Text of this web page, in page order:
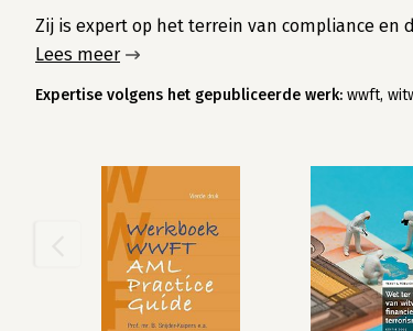
Zij is expert op het terrein van compliance en
Lees meer
Expertise volgens het gepubliceerde werk: wwft,